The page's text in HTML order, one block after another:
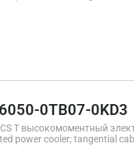
0TB07-0KD3
T высокомоментный
power cooler; tangential